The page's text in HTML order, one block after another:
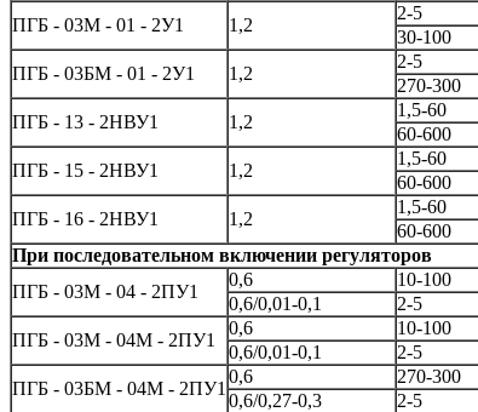
ПГБ - 03М - 01 - 2У1
1,2
2-5
30-100
ПГБ - 03БМ - 01 - 2У1
1,2
2-5
270-300
ПГБ - 13 - 2НВУ1
1,2
1,5-60
60-600
ПГБ - 15 - 2НВУ1
1,2
1,5-60
60-600
ПГБ - 16 - 2НВУ1
1,2
1,5-60
60-600
При последовательном включении регуляторов
ПГБ - 03М - 04 - 2ПУ1
0,6 10-100
0,6/0,01-0,1
2-5
ПГБ - 03М - 04М - 2ПУ1
0,6 10-100
0,6/0,01-0,1
2-5
ПГБ - 03БМ - 04М - 2ПУ1
0,6 270-300
0,6/0,27-0,3
2-5